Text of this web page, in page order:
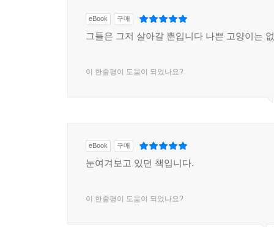
eBook 구매
그들은 그저 살아갈 뿐입니다 나쁜 고양이는
이 한줄평이 도움이 되었나요?
eBook 구매
눈여겨보고 있던 책입니다.
이 한줄평이 도움이 되었나요?